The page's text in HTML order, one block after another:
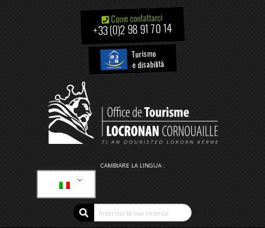
Come contattarci
+33 (0)2 98 91 70 14
Turismo
e disabilità
CAMBIARE LA LINGUA :